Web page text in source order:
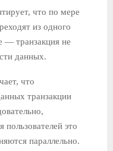
что по мере
из одного
— транзакция не
данных.
что
транзакции
пользователей это
параллельно.